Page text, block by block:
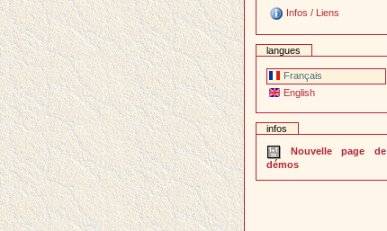
Infos / Liens
langues
Français
English
infos
Nouvelle page de
démos